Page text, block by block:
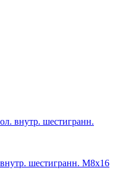
внутр. шестигранн.